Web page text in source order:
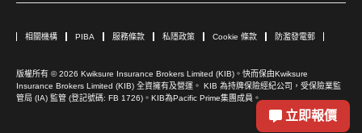
相關機構 PIBA 服務條款 私隱政策 Cookie 條款 防濫發電郵
版權所有 © 2026 Kwiksure Insurance Brokers Limited (KIB)。快而保由Kwiksure
Insurance Brokers Limited (KIB) 全資擁有及營運。 KIB 為持牌保險經紀公司，受保險業監
管局 (IA) 監管 (登記號碼: FB 1726)。KIB為Pacific Prime集團成員。
立即報價